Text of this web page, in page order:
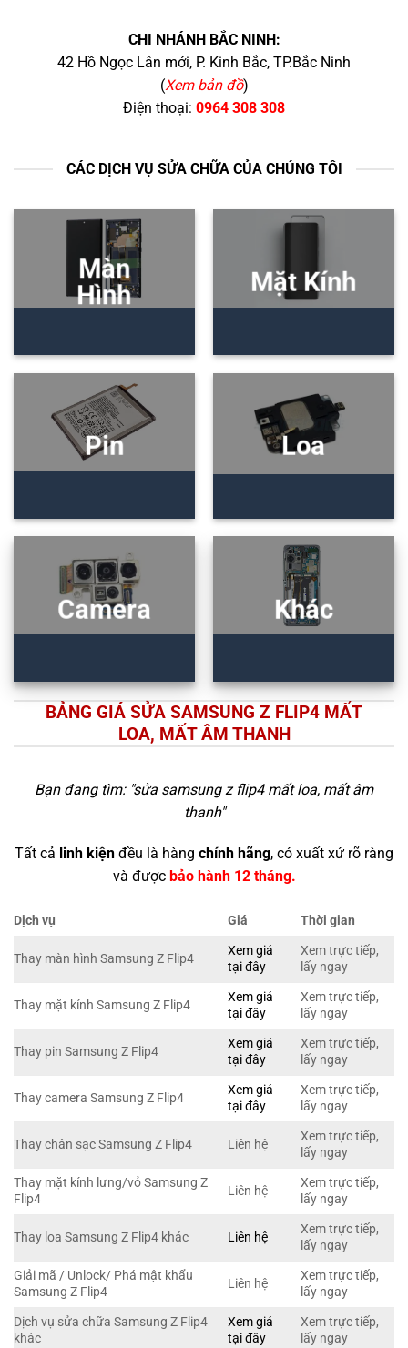
CHI NHÁNH BẮC NINH:
42 Hồ Ngọc Lân mới, P. Kinh Bắc, TP.Bắc Ninh
(Xem bản đồ)
Điện thoại: 0964 308 308
CÁC DỊCH VỤ SỬA CHỮA CỦA CHÚNG TÔI
Màn
Hình
Mặt Kính
Pin Loa
Camera Khác
BẢNG GIÁ SỬA SAMSUNG Z FLIP4 MẤT
LOA, MẤT ÂM THANH
Bạn đang tìm: "sửa samsung z flip4 mất loa, mất âm
thanh"
Tất cả linh kiện đều là hàng chính hãng, có xuất xứ rõ ràng
và được bảo hành 12 tháng.
Dịch vụ Giá Thời gian
Thay màn hình Samsung Z Flip4
Xem giá
tại đây
Xem trực tiếp,
lấy ngay
Thay mặt kính Samsung Z Flip4
Xem giá
tại đây
Xem trực tiếp,
lấy ngay
Thay pin Samsung Z Flip4
Xem giá
tại đây
Xem trực tiếp,
lấy ngay
Thay camera Samsung Z Flip4
Xem giá
tại đây
Xem trực tiếp,
lấy ngay
Thay chân sạc Samsung Z Flip4 Liên hệ
Xem trực tiếp,
lấy ngay
Thay mặt kính lưng/vỏ Samsung Z
Flip4
Liên hệ
Xem trực tiếp,
lấy ngay
Thay loa Samsung Z Flip4 khác Liên hệ
Xem trực tiếp,
lấy ngay
Giải mã / Unlock/ Phá mật khẩu
Samsung Z Flip4
Liên hệ
Xem trực tiếp,
lấy ngay
Dịch vụ sửa chữa Samsung Z Flip4
khác
Xem giá
tại đây
Xem trực tiếp,
lấy ngay